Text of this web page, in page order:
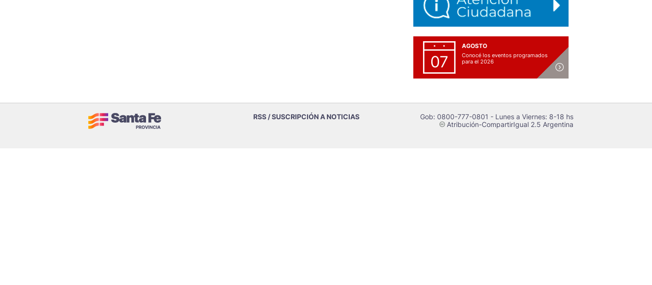
07
AGOSTO
Conocé los eventos programados
para el 2026
RSS / SUSCRIPCIÓN A NOTICIAS Gob: 0800-777-0801 - Lunes a Viernes: 8-18 hs
cAtribución-CompartirIgual 2.5 Argentina